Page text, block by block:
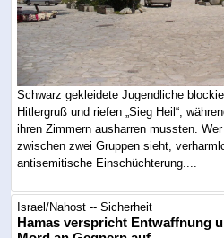
Schwarz gekleidete Jugendliche
Hitlergruß und riefen „Sieg Heil“,
ihren Zimmern ausharren mussten.
zwischen zwei Gruppen sieht,
antisemitische Einschüchterung....
Israel/Nahost -- Sicherheit
Hamas verspricht Entwaffnung